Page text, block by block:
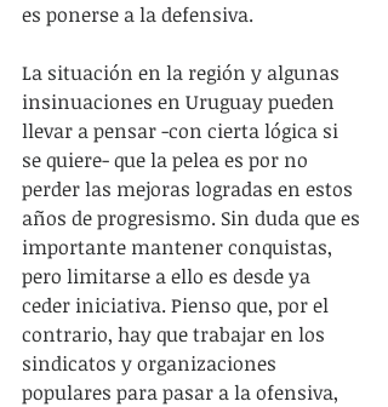
es ponerse a la defensiva.
La situación en la región y algunas
insinuaciones en Uruguay pueden
llevar a pensar -con cierta lógica si
se quiere- que la pelea es por no
perder las mejoras logradas en estos
años de progresismo. Sin duda que es
importante mantener conquistas,
pero limitarse a ello es desde ya
ceder iniciativa. Pienso que, por el
contrario, hay que trabajar en los
sindicatos y organizaciones
populares para pasar a la ofensiva,